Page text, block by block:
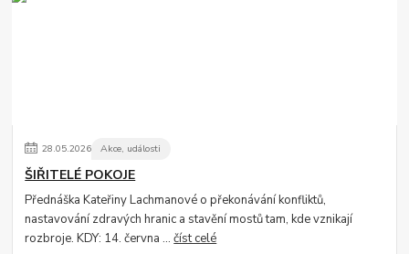
28.05.2026 Akce, události
ŠIŘITELÉ POKOJE
Přednáška Kateřiny Lachmanové o překonávání konfliktů,
nastavování zdravých hranic a stavění mostů tam, kde vznikají
rozbroje. KDY: 14. června ...číst celé